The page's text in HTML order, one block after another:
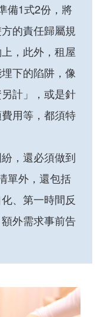
備1式2份，將
的責任歸屬規
，此外，租屋
下的陷阱，像
計」，或是針
用等，都須特
，還必須做到
單外，還包括
、第一時間反
外需求事前告